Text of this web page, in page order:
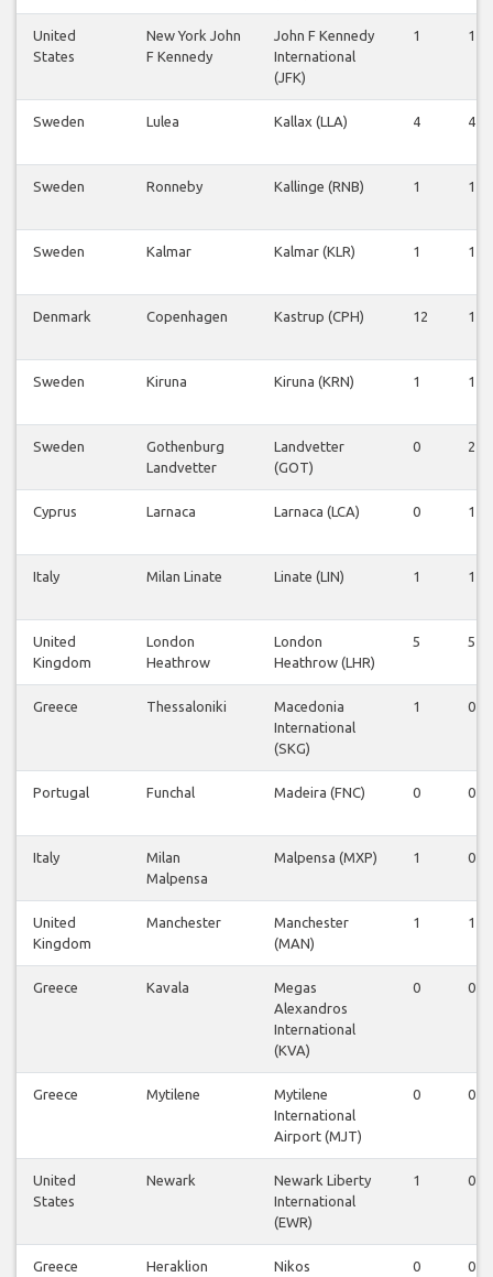
United
States
New York John
F Kennedy
John F Kennedy
International
(JFK)
1 1
Sweden Lulea Kallax (LLA) 4 4
Sweden Ronneby Kallinge (RNB) 1 1
Sweden Kalmar Kalmar (KLR) 1 1
Denmark Copenhagen Kastrup (CPH) 12 11
Sweden Kiruna Kiruna (KRN) 1 1
Sweden
Gothenburg
Landvetter
Landvetter
(GOT)
0 2
Cyprus Larnaca Larnaca (LCA) 0 1
Italy Milan Linate Linate (LIN) 1 1
United
Kingdom
London
Heathrow
London
Heathrow (LHR)
5 5
Greece Thessaloniki
Macedonia
International
(SKG)
1 0
Portugal Funchal Madeira (FNC) 0 0
Italy
Milan
Malpensa
Malpensa (MXP) 1 0
United
Kingdom
Manchester
Manchester
(MAN)
1 1
Greece Kavala
Megas
Alexandros
International
(KVA)
0 0
Greece Mytilene
Mytilene
International
Airport (MJT)
0 0
United
States
Newark
Newark Liberty
International
(EWR)
1 0
Greece Heraklion Nikos 0 0